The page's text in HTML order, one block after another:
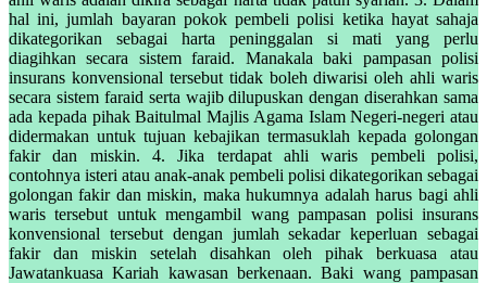
hal ini, jumlah bayaran pokok pembeli polisi ketika hayat sahaja
dikategorikan sebagai harta peninggalan si mati yang perlu
diagihkan secara sistem faraid. Manakala baki pampasan polisi
insurans konvensional tersebut tidak boleh diwarisi oleh ahli waris
secara sistem faraid serta wajib dilupuskan dengan diserahkan sama
ada kepada pihak Baitulmal Majlis Agama Islam Negeri-negeri atau
didermakan untuk tujuan kebajikan termasuklah kepada golongan
fakir dan miskin. 4. Jika terdapat ahli waris pembeli polisi,
contohnya isteri atau anak-anak pembeli polisi dikategorikan sebagai
golongan fakir dan miskin, maka hukumnya adalah harus bagi ahli
waris tersebut untuk mengambil wang pampasan polisi insurans
konvensional tersebut dengan jumlah sekadar keperluan sebagai
fakir dan miskin setelah disahkan oleh pihak berkuasa atau
Jawatankuasa Kariah kawasan berkenaan. Baki wang pampasan